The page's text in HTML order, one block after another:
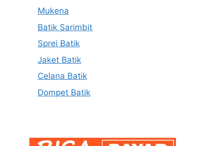
Mukena
Batik Sarimbit
Sprei Batik
Jaket Batik
Celana Batik
Dompet Batik